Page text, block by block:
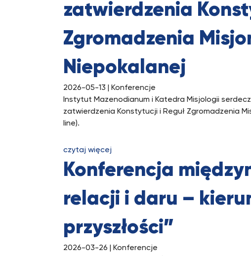
zatwierdzenia
Zgromadzenia
Niepokalanej
2026-05-13 | Konferencje
Instytut Mazenodianum i Katedra Misjologii
zatwierdzenia Konstytucji i Reguł Zgromadzenia
line).
czytaj więcej
Konferencja
relacji i daru –
przyszłości”
2026-03-26 | Konferencje